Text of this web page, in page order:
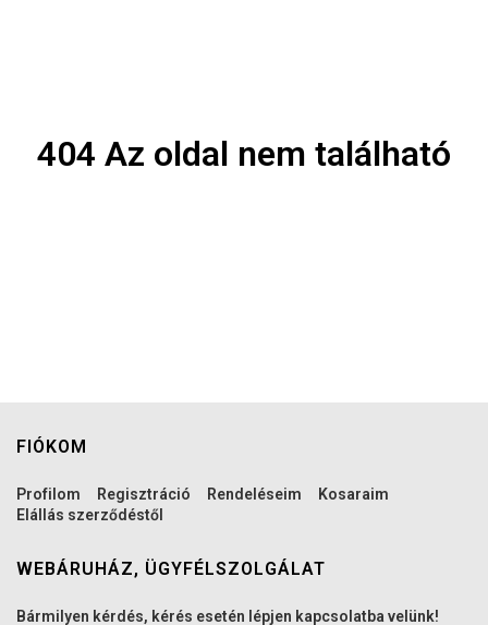
404 Az oldal nem található
FIÓKOM
Profilom Regisztráció Rendeléseim
Kosaraim
Elállás szerződéstől
WEBÁRUHÁZ, ÜGYFÉLSZOLGÁLAT
Bármilyen kérdés, kérés esetén lépjen kapcsolatba velünk!